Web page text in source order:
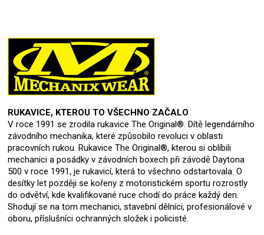
RUKAVICE, KTEROU TO VŠECHNO ZAČALO
V roce 1991 se zrodila rukavice The Original®. Dítě legendárního
závodního mechanika, které způsobilo revoluci v oblasti
pracovních rukou. Rukavice The Original®, kterou si oblíbili
mechanici a posádky v závodních boxech při závodě Daytona
500 v roce 1991, je rukavicí, která to všechno odstartovala. O
desítky let později se kořeny z motoristickém sportu rozrostly
do odvětví, kde kvalifikované ruce chodí do práce každý den.
Shodují se na tom mechanici, stavební dělníci, profesionálové v
oboru, příslušníci ochranných složek i policisté.